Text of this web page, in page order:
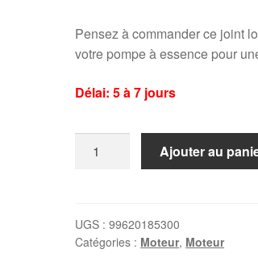
Pensez à commander ce joint
votre pompe à essence pour
Délai: 5 à 7 jours
pompe
à
Ajouter au
UGS :99620185300
Catégories : Moteur, Moteur